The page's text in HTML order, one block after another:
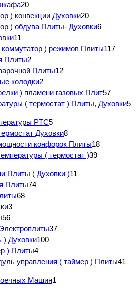
20
) конвекции Духовки20
) обдува Плиты- Духовки6
11
) режимов Плиты117
Плиты2
Плиты12
колодки2
) пламени газовых Плит57
( термостат ) Плиты, Духовки5
PTC5
Духовки8
конфорок Плиты18
( термостат )39
Плиты ( Духовки )11
Плиты74
68
3
56
37
) Духовки100
) Плиты4
управления ( таймер ) Плиты41
Машин1